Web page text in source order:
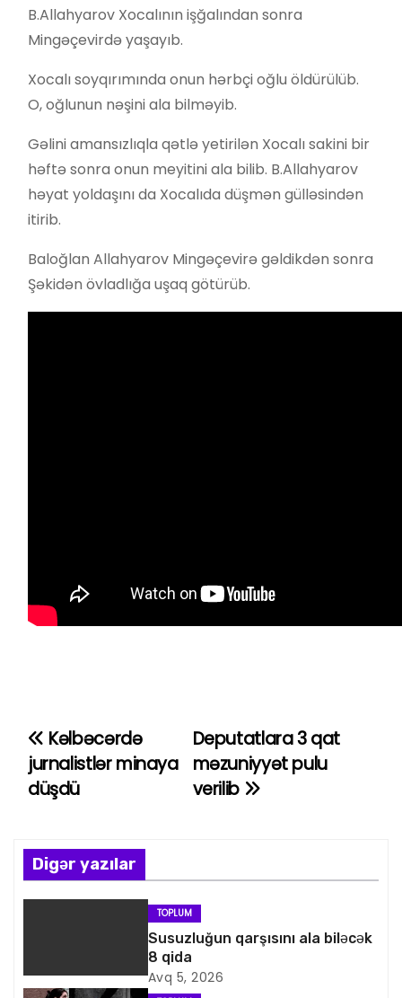
B.Allahyarov Xocalının işğalından sonra
Mingəçevirdə yaşayıb.
Xocalı soyqırımında onun hərbçi oğlu öldürülüb.
O, oğlunun nəşini ala bilməyib.
Gəlini amansızlıqla qətlə yetirilən Xocalı sakini bir
həftə sonra onun meyitini ala bilib. B.Allahyarov
həyat yoldaşını da Xocalıda düşmən gülləsindən
itirib.
Baloğlan Allahyarov Mingəçevirə gəldikdən sonra
Şəkidən övladlığa uşaq götürüb.
Y
a
ı
n
v
Deputatlara 3 qat
məzuniyyət pulu
verilib
Kəlbəcərdə
jurnalistlər minaya
düşdü
Digər yazılar
TOPLUM
Susuzluğun qarşısını ala biləcək
8 qida
Avq 5, 2026